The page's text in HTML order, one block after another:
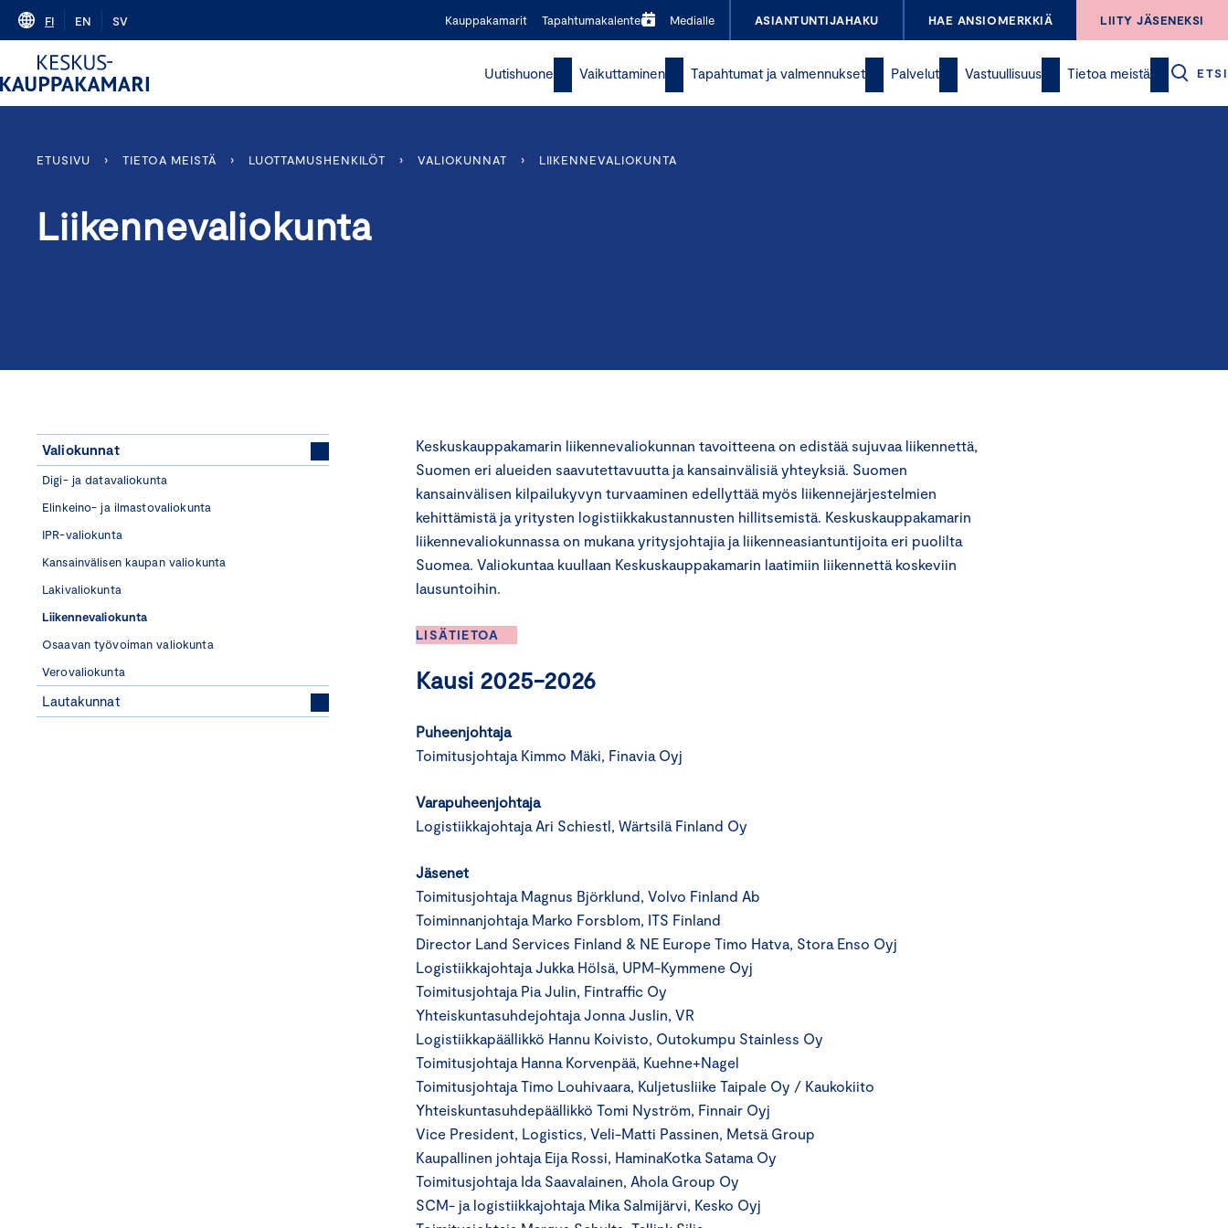
Skip
content
FI EN SV Kauppakamarit Tapahtumakalenteri Medialle ASIANTUNTIJAHAKU HAE ANSIOMERKKIÄ LIITY JÄSENEKSI
Uutishuone Vaikuttaminen Tapahtumat ja valmennukset Palvelut Vastuullisuus Tietoa meistä ETSI
ETUSIVU › TIETOA MEISTÄ › LUOTTAMUSHENKILÖT › VALIOKUNNAT › LIIKENNEVALIOKUNTA
Liikennevaliokunta
Valiokunnat
Digi- ja datavaliokunta
Elinkeino- ja ilmastovaliokunta
IPR-valiokunta
Kansainvälisen kaupan valiokunta
Lakivaliokunta
Liikennevaliokunta
Osaavan työvoiman valiokunta
Verovaliokunta
Lautakunnat
Keskuskauppakamarin liikennevaliokunnan tavoitteena on edistää sujuvaa liikennettä,
Suomen eri alueiden saavutettavuutta ja kansainvälisiä yhteyksiä. Suomen
kansainvälisen kilpailukyvyn turvaaminen edellyttää myös liikennejärjestelmien
kehittämistä ja yritysten logistiikkakustannusten hillitsemistä. Keskuskauppakamarin
liikennevaliokunnassa on mukana yritysjohtajia ja liikenneasiantuntijoita eri puolilta
Suomea. Valiokuntaa kuullaan Keskuskauppakamarin laatimiin liikennettä koskeviin
lausuntoihin.
LISÄTIETOA
Kausi 2025-2026
Puheenjohtaja
Toimitusjohtaja Kimmo Mäki, Finavia Oyj
Varapuheenjohtaja
Logistiikkajohtaja Ari Schiestl, Wärtsilä Finland Oy
Jäsenet
Toimitusjohtaja Magnus Björklund, Volvo Finland Ab
Toiminnanjohtaja Marko Forsblom, ITS Finland
Director Land Services Finland & NE Europe Timo Hatva, Stora Enso Oyj
Logistiikkajohtaja Jukka Hölsä, UPM-Kymmene Oyj
Toimitusjohtaja Pia Julin, Fintraffic Oy
Yhteiskuntasuhdejohtaja Jonna Juslin, VR
Logistiikkapäällikkö Hannu Koivisto, Outokumpu Stainless Oy
Toimitusjohtaja Hanna Korvenpää, Kuehne+Nagel
Toimitusjohtaja Timo Louhivaara, Kuljetusliike Taipale Oy / Kaukokiito
Yhteiskuntasuhdepäällikkö Tomi Nyström, Finnair Oyj
Vice President, Logistics, Veli-Matti Passinen, Metsä Group
Kaupallinen johtaja Eija Rossi, HaminaKotka Satama Oy
Toimitusjohtaja Ida Saavalainen, Ahola Group Oy
SCM- ja logistiikkajohtaja Mika Salmijärvi, Kesko Oyj